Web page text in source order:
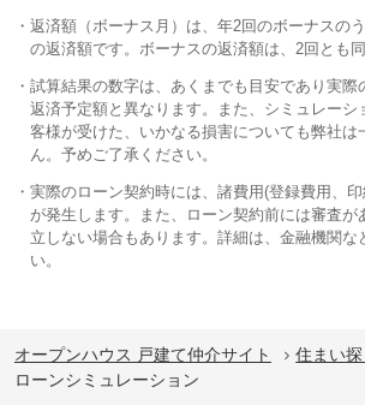
返済額（ボーナス月）は、年2回のボーナスの
の返済額です。ボーナスの返済額は、2回とも同
試算結果の数字は、あくまでも目安であり実際
返済予定額と異なります。また、シミュレーシ
客様が受けた、いかなる損害についても弊社は
ん。予めご了承ください。
実際のローン契約時には、諸費用(登録費用、
が発生します。また、ローン契約前には審査が
立しない場合もあります。詳細は、金融機関な
い。
オープンハウス 戸建て仲介サイト
住まい
ローンシミュレーション